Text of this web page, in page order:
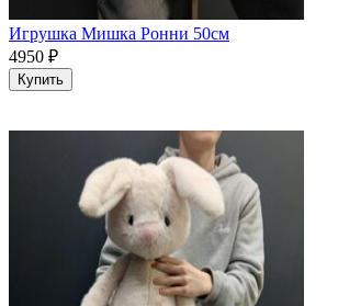
Игрушка Мишка Ронни 50см
4950 ₽
Купить